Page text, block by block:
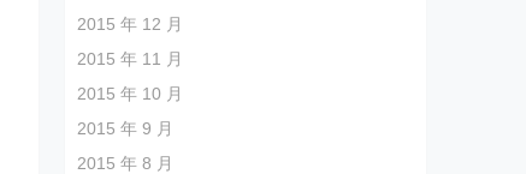
2015 年 12 月
2015 年 11 月
2015 年 10 月
2015 年 9 月
2015 年 8 月